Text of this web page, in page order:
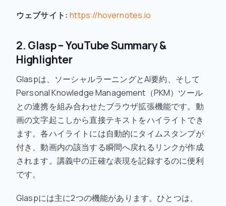
ウェブサイト: https://hovernotes.io
2. Glasp – YouTube Summary &
Highlighter
Glaspは、ソーシャルラーニングとAI要約、そして
Personal Knowledge Management（PKM）ツール
との連携を組み合わせたブラウザ拡張機能です。動
画の文字起こしから直接テキストをハイライトでき
ます。各ハイライトには自動的にタイムスタンプが
付き、動画内の該当する瞬間へ戻れるリンクが作成
されます。講義中の正確な表現を記録するのに便利
です。
Glaspには主に2つの機能があります。ひとつは、